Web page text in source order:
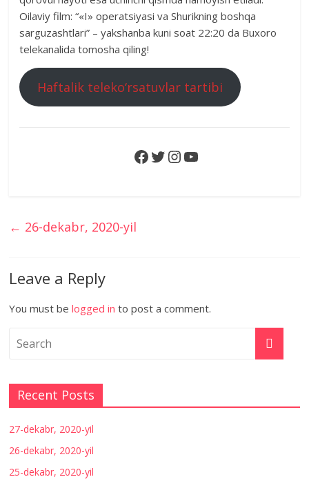
Oilaviy film: “«I» operatsiyasi va Shurikning boshqa
sarguzashtlari” – yakshanba kuni soat 22:20 da Buxoro
telekanalida tomosha qiling!
Haftalik teleko‘rsatuvlar tartibi
Facebook
Twitter
Instagram
YouTube
← 26-dekabr, 2020-yil
Leave a Reply
You must belogged in to post a comment.
Recent Posts
27-dekabr, 2020-yil
26-dekabr, 2020-yil
25-dekabr, 2020-yil